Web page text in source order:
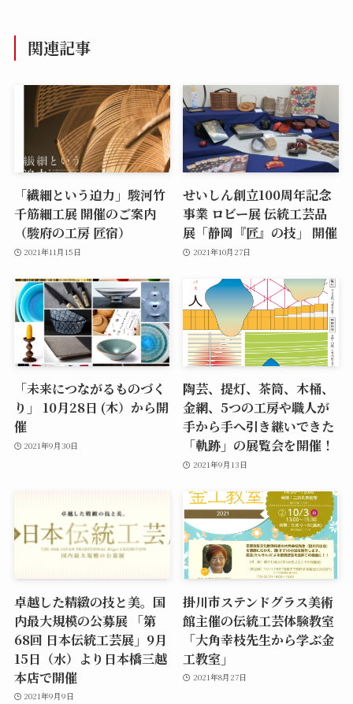
関連記事
「繊細という迫力」駿河竹
千筋細工展 開催のご案内
（駿府の工房 匠宿）
2021年11月15日
せいしん創立100周年記念
事業 ロビー展 伝統工芸品
展「静岡『匠』の技」 開催
2021年10月27日
「未来につながるものづく
り」 10月28日 (木）から開
催
2021年9月30日
陶芸、提灯、茶筒、木桶、
金網、5つの工房や職人が
手から手へ引き継いできた
「軌跡」の展覧会を開催！
2021年9月13日
卓越した精緻の技と美。国
内最大規模の公募展 「第
68回 日本伝統工芸展」9月
15日（水）より日本橋三越
本店で開催
2021年9月9日
掛川市ステンドグラス美術
館主催の伝統工芸体験教室
「大角幸枝先生から学ぶ金
工教室」
2021年8月27日